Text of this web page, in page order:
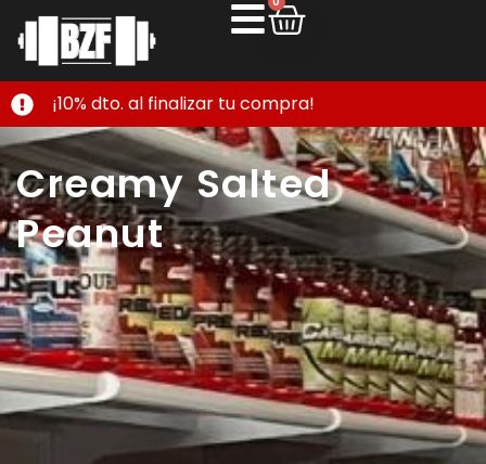
¡10% dto. al finalizar tu compra!
Creamy Salted
Peanut